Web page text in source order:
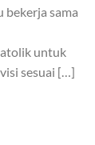
bekerja sama
untuk
sesuai […]